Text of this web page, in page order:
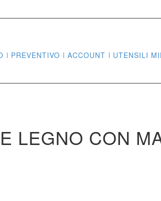
PREVENTIVO ACCOUNT UTENSILI
LEGNO CON